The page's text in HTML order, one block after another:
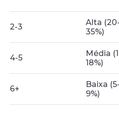
2-3
Alta (20-
35%)
4-5
Média
18%)
6+
Baixa (5-
9%)